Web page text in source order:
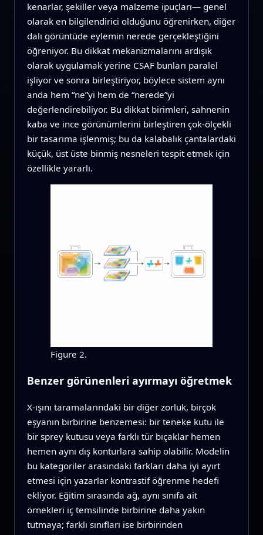
kenarlar, şekiller veya malzeme ipuçları— genel
olarak en bilgilendirici olduğunu öğrenirken, diğer
dalı görüntüde eylemin nerede gerçekleştiğini
öğreniyor. Bu dikkat mekanizmalarını ardışık
olarak uygulamak yerine CSAF bunları paralel
işliyor ve sonra birleştiriyor, böylece sistem aynı
anda hem “ne”yi hem de “nerede”yi
değerlendirebiliyor. Bu dikkat birimleri, sahnenin
kaba ve ince görünümlerini birleştiren çok-ölçekli
bir tasarıma işlenmiş; bu da kalabalık çantalardaki
küçük, üst üste binmiş nesneleri tespit etmek için
özellikle yararlı.
Figure 2.
Benzer görünenleri ayırmayı öğretmek
X-ışını taramalarındaki bir diğer zorluk, birçok
eşyanın birbirine benzemesi: bir teneke kutu ile
bir sprey kutusu veya farklı tür bıçaklar hemen
hemen aynı dış konturlara sahip olabilir. Modelin
bu kategoriler arasındaki farkları daha iyi ayırt
etmesi için yazarlar kontrastif öğrenme hedefi
ekliyor. Eğitim sırasında ağ, aynı sınıfa ait
örnekleri iç temsilinde birbirine daha yakın
tutmaya; farklı sınıfları ise birbirinden